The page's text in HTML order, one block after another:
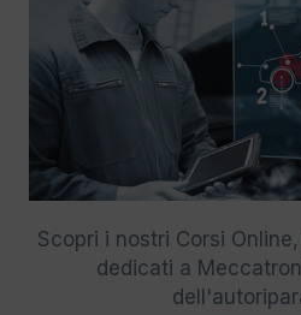
Scopri i nostri Corsi
dedicati a